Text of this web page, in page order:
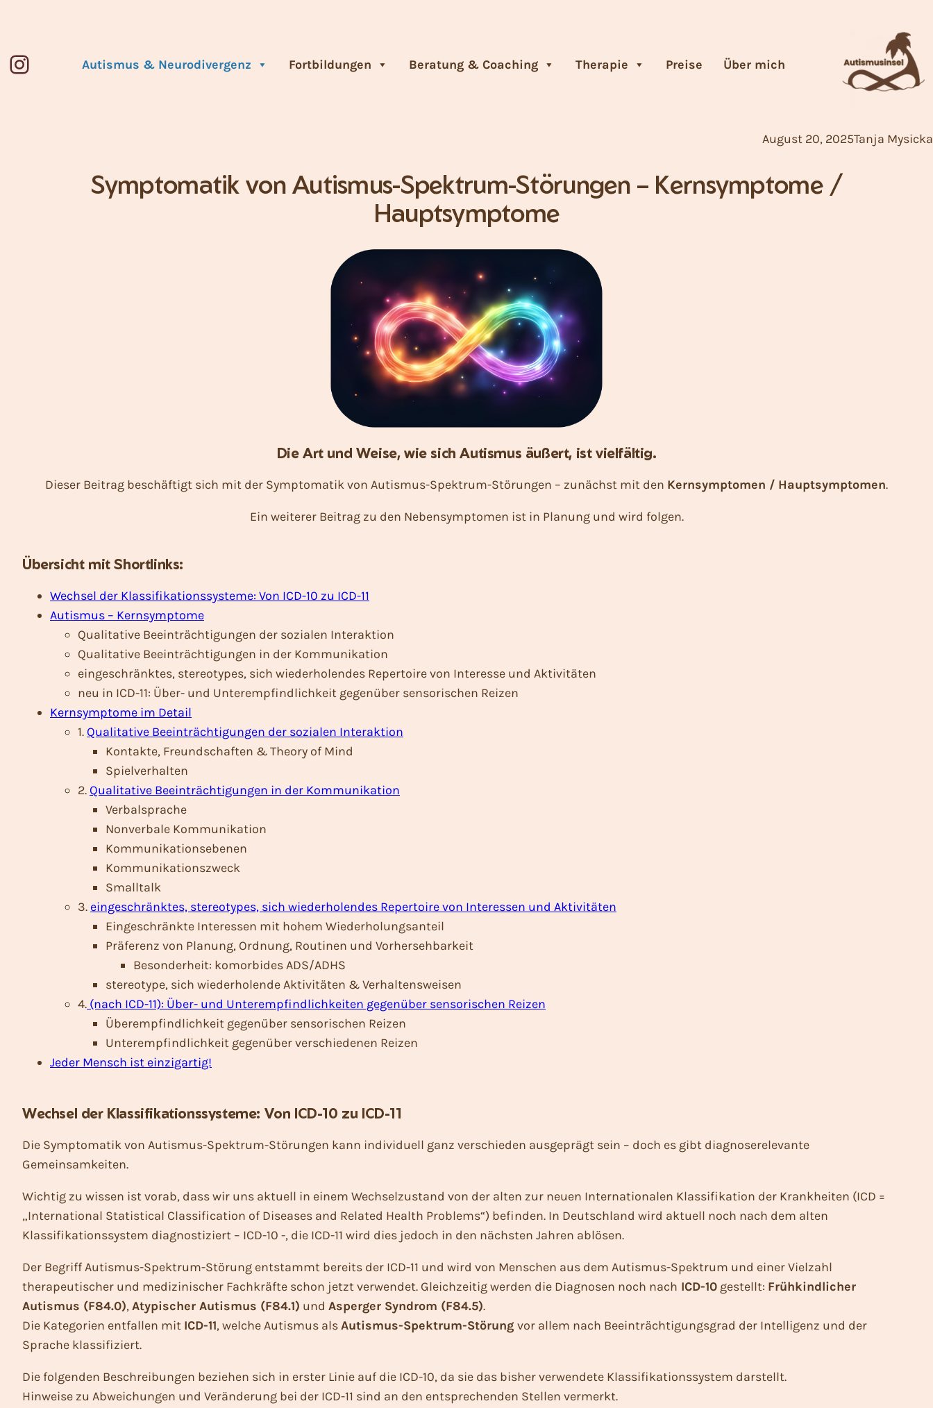
InstagramAutismus & Neurodivergenz Fortbildungen Beratung & Coaching Therapie Preise Über mich
August 20, 2025Tanja Mysicka
Symptomatik von Autismus-Spektrum-Störungen – Kernsymptome /
Hauptsymptome
Die Art und Weise, wie sich Autismus äußert, ist vielfältig.
Dieser Beitrag beschäftigt sich mit der Symptomatik von Autismus-Spektrum-Störungen – zunächst mit den Kernsymptomen / Hauptsymptomen.
Ein weiterer Beitrag zu den Nebensymptomen ist in Planung und wird folgen.
Übersicht mit Shortlinks:
Wechsel der Klassifikationssysteme: Von ICD-10 zu ICD-11
Autismus – Kernsymptome
Qualitative Beeinträchtigungen der sozialen Interaktion
Qualitative Beeinträchtigungen in der Kommunikation
eingeschränktes, stereotypes, sich wiederholendes Repertoire von Interesse und Aktivitäten
neu in ICD-11: Über- und Unterempfindlichkeit gegenüber sensorischen Reizen
Kernsymptome im Detail
1. Qualitative Beeinträchtigungen der sozialen Interaktion
Kontakte, Freundschaften & Theory of Mind
Spielverhalten
2. Qualitative Beeinträchtigungen in der Kommunikation
Verbalsprache
Nonverbale Kommunikation
Kommunikationsebenen
Kommunikationszweck
Smalltalk
3. eingeschränktes, stereotypes, sich wiederholendes Repertoire von Interessen und Aktivitäten
Eingeschränkte Interessen mit hohem Wiederholungsanteil
Präferenz von Planung, Ordnung, Routinen und Vorhersehbarkeit
Besonderheit: komorbides ADS/ADHS
stereotype, sich wiederholende Aktivitäten & Verhaltensweisen
4. (nach ICD-11): Über- und Unterempfindlichkeiten gegenüber sensorischen Reizen
Überempfindlichkeit gegenüber sensorischen Reizen
Unterempfindlichkeit gegenüber verschiedenen Reizen
Jeder Mensch ist einzigartig!
Wechsel der Klassifikationssysteme: Von ICD-10 zu ICD-11
Die Symptomatik von Autismus-Spektrum-Störungen kann individuell ganz verschieden ausgeprägt sein – doch es gibt diagnoserelevante
Gemeinsamkeiten.
Wichtig zu wissen ist vorab, dass wir uns aktuell in einem Wechselzustand von der alten zur neuen Internationalen Klassifikation der Krankheiten (ICD =
„International Statistical Classification of Diseases and Related Health Problems“) befinden. In Deutschland wird aktuell noch nach dem alten
Klassifikationssystem diagnostiziert – ICD-10 -, die ICD-11 wird dies jedoch in den nächsten Jahren ablösen.
Der Begriff Autismus-Spektrum-Störung entstammt bereits der ICD-11 und wird von Menschen aus dem Autismus-Spektrum und einer Vielzahl
therapeutischer und medizinischer Fachkräfte schon jetzt verwendet. Gleichzeitig werden die Diagnosen noch nach ICD-10 gestellt: Frühkindlicher
Autismus (F84.0),Atypischer Autismus (F84.1) und Asperger Syndrom (F84.5).
Die Kategorien entfallen mit ICD-11, welche Autismus alsAutismus-Spektrum-Störung vor allem nach Beeinträchtigungsgrad der Intelligenz und der
Sprache klassifiziert.
Die folgenden Beschreibungen beziehen sich in erster Linie auf die ICD-10, da sie das bisher verwendete Klassifikationssystem darstellt.
Hinweise zu Abweichungen und Veränderung bei der ICD-11 sind an den entsprechenden Stellen vermerkt.